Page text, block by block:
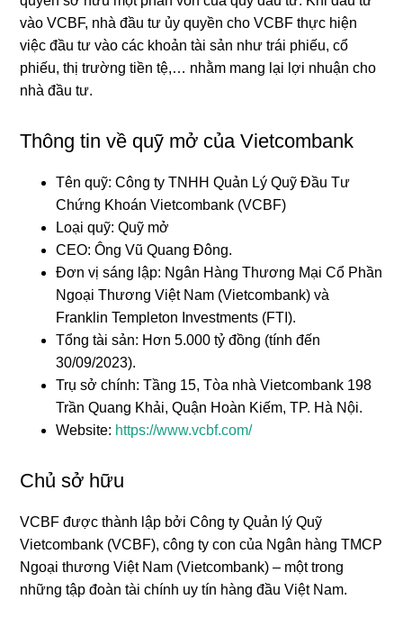
vào VCBF, nhà đầu tư ủy quyền cho VCBF thực hiện
việc đầu tư vào các khoản tài sản như trái phiếu, cổ
phiếu, thị trường tiền tệ,… nhằm mang lại lợi nhuận cho
nhà đầu tư.
Thông tin về quỹ mở của Vietcombank
Tên quỹ: Công ty TNHH Quản Lý Quỹ Đầu Tư
Chứng Khoán Vietcombank (VCBF)
Loại quỹ: Quỹ mở
CEO: Ông Vũ Quang Đông.
Đơn vị sáng lập: Ngân Hàng Thương Mại Cổ Phần
Ngoại Thương Việt Nam (Vietcombank) và
Franklin Templeton Investments (FTI).
Tổng tài sản: Hơn 5.000 tỷ đồng (tính đến
30/09/2023).
Trụ sở chính: Tầng 15, Tòa nhà Vietcombank 198
Trần Quang Khải, Quận Hoàn Kiếm, TP. Hà Nội.
Website: https://www.vcbf.com/
Chủ sở hữu
VCBF được thành lập bởi Công ty Quản lý Quỹ
Vietcombank (VCBF), công ty con của Ngân hàng TMCP
Ngoại thương Việt Nam (Vietcombank) – một trong
những tập đoàn tài chính uy tín hàng đầu Việt Nam.